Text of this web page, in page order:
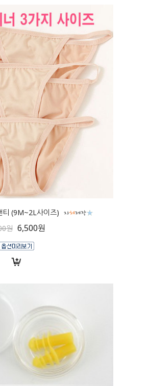
티 (9M~2L사이즈)
원 6,500원